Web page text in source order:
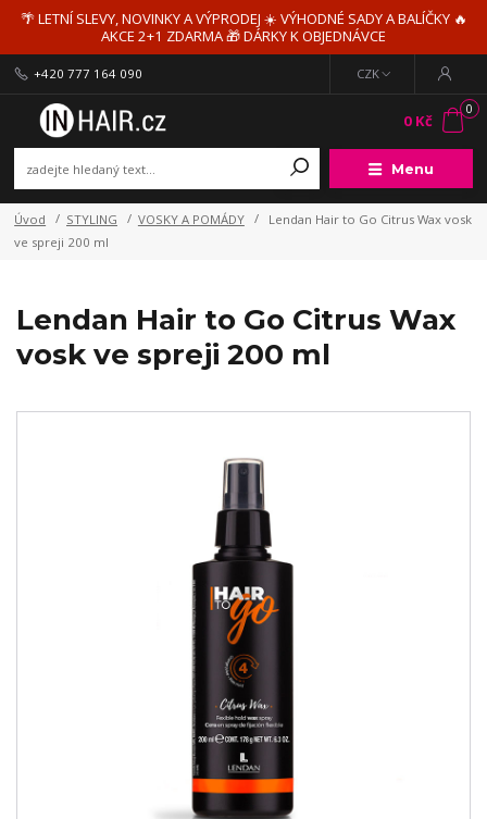
🌴 LETNÍ SLEVY, NOVINKY A VÝPRODEJ ☀️ VÝHODNÉ SADY A BALÍČKY 🔥
AKCE 2+1 ZDARMA 🎁 DÁRKY K OBJEDNÁVCE
Menu
CZK
+420 777 164 090
0
0 Kč
Úvod STYLING VOSKY A POMÁDY
Lendan Hair to Go Citrus Wax vosk
ve spreji 200 ml
Lendan Hair to Go Citrus Wax
vosk ve spreji 200 ml